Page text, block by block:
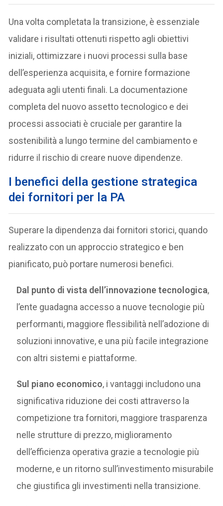
Una volta completata la transizione, è essenziale
validare i risultati ottenuti rispetto agli obiettivi
iniziali, ottimizzare i nuovi processi sulla base
dell’esperienza acquisita, e fornire formazione
adeguata agli utenti finali. La documentazione
completa del nuovo assetto tecnologico e dei
processi associati è cruciale per garantire la
sostenibilità a lungo termine del cambiamento e
ridurre il rischio di creare nuove dipendenze.
I benefici della gestione strategica
dei fornitori per la PA
Superare la dipendenza dai fornitori storici, quando
realizzato con un approccio strategico e ben
pianificato, può portare numerosi benefici.
Dal punto di vista dell’innovazione tecnologica,
l’ente guadagna accesso a nuove tecnologie più
performanti, maggiore flessibilità nell’adozione di
soluzioni innovative, e una più facile integrazione
con altri sistemi e piattaforme.
Sul piano economico, i vantaggi includono una
significativa riduzione dei costi attraverso la
competizione tra fornitori, maggiore trasparenza
nelle strutture di prezzo, miglioramento
dell’efficienza operativa grazie a tecnologie più
moderne, e un ritorno sull’investimento misurabile
che giustifica gli investimenti nella transizione.